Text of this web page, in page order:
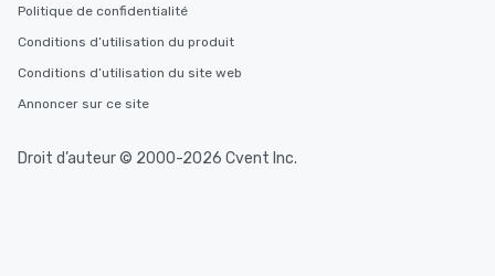
Politique de confidentialité
Conditions d’utilisation du produit
Conditions d’utilisation du site web
Annoncer sur ce site
Droit d’auteur © 2000-2026 Cvent Inc.